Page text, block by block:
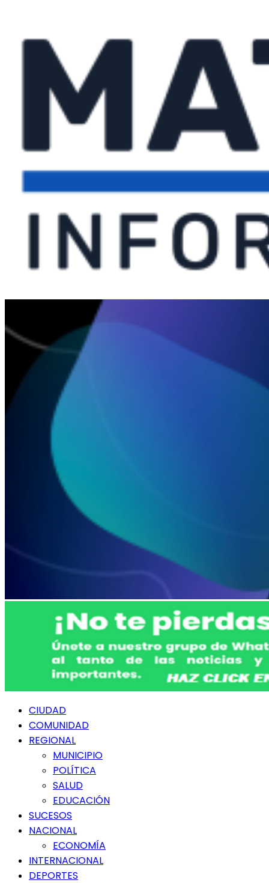
Menú
principal
CIUDAD
COMUNIDAD
REGIONAL
MUNICIPIO
POLÍTICA
SALUD
EDUCACIÓN
SUCESOS
NACIONAL
ECONOMÍA
INTERNACIONAL
DEPORTES